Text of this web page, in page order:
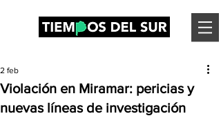
Violación en Miramar: pericias y
nuevas líneas de investigación
2 feb